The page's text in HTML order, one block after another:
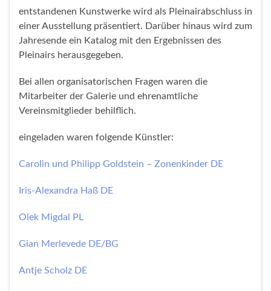
entstandenen Kunstwerke wird als Pleinairabschluss in
einer Ausstellung präsentiert. Darüber hinaus wird zum
Jahresende ein Katalog mit den Ergebnissen des
Pleinairs herausgegeben.
Bei allen organisatorischen Fragen waren die
Mitarbeiter der Galerie und ehrenamtliche
Vereinsmitglieder behilflich.
eingeladen waren folgende Künstler:
Carolin und Philipp Goldstein – Zonenkinder DE
Iris-Alexandra Haß DE
Olek Migdal PL
Gian Merlevede DE/BG
Antje Scholz DE